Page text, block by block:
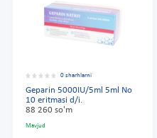
0 sharhlarni
Geparin 5000IU/5ml 5ml No
10 eritmasi d/i.
88 260 so'm
Mavjud